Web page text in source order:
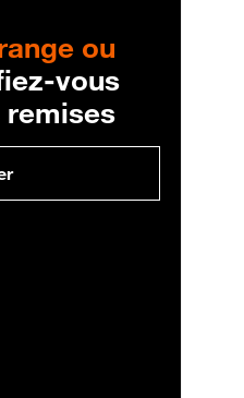
ou
vous